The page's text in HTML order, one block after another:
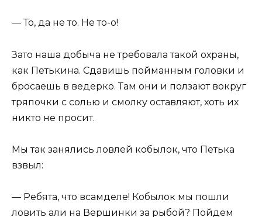
— То, да не то. Не то-о!
Зато наша добыча не требовала такой охраны,
как Петькина. Сдавишь пойманным головки и
бросаешь в ведерко. Там они и ползают вокруг
тряпочки с солью и смолку оставляют, хоть их
никто не просит.
Мы так занялись ловлей кобылок, что Петька
взвыл:
— Ребята, что всамделе! Кобылок мы пошли
ловить али на Вершинки за рыбой? Пойдем